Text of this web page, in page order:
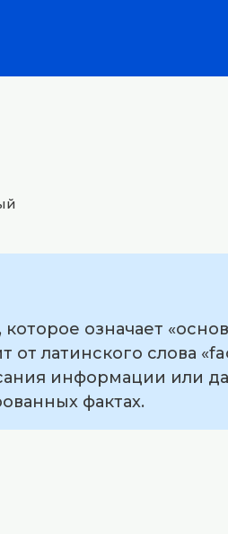
означает
латинского слова
информации или
фактах.